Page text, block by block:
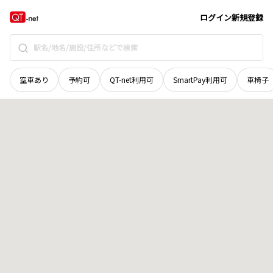
ログイン新規登録
空車あり 予約可 QT-net利用可 SmartPay利用可 車椅子
和歌山県